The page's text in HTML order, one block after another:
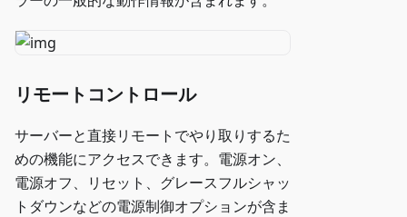
リモートコントロール
サーバーと直接リモートでやり取りするた
めの機能にアクセスできます。電源オン、
電源オフ、リセット、グレースフルシャッ
トダウンなどの電源制御オプションが含ま